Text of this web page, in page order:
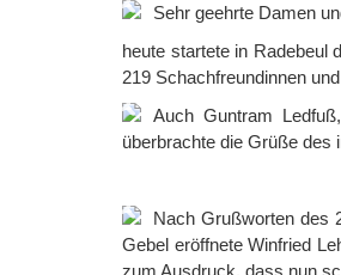
Sehr geehrte Damen
heute startete in Radebeul
219 Schachfreundinnen
Auch Guntram
überbrachte die Grüße des
Nach Grußworten des
Gebel eröffnete Winfried
zum Ausdruck, dass nun